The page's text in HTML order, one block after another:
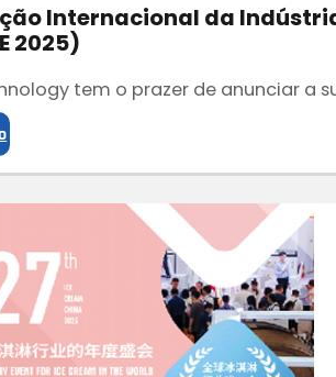
Internacional da
2025)
tem o prazer de anunciar a